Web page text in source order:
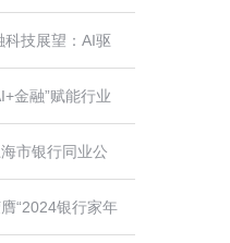
本精密仪器与
招募启动
技展望：AI驱
化布局
金融”赋能行业
好“五篇大文章”
市银行同业公
共同探讨银行转
“2024银行家年